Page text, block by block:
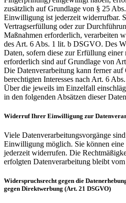
zusätzlich auf Grundlage von § 25
Einwilligung ist jederzeit widerrufbar.
Vertragserfüllung oder zur
Maßnahmen erforderlich, verarbeiten
des Art. 6 Abs. 1 lit. b DSGVO. Des
Daten, sofern diese zur Erfüllung
erforderlich sind auf Grundlage von
Die Datenverarbeitung kann ferner auf
berechtigten Interesses nach Art. 6
Über die jeweils im Einzelfall
in den folgenden Absätzen dieser
Widerruf Ihrer Einwilligung zur
Viele Datenverarbeitungsvorgänge
Einwilligung möglich. Sie können
jederzeit widerrufen. Die
erfolgten Datenverarbeitung bleibt
Widerspruchsrecht gegen die
gegen Direktwerbung (Art. 21 DSGVO)